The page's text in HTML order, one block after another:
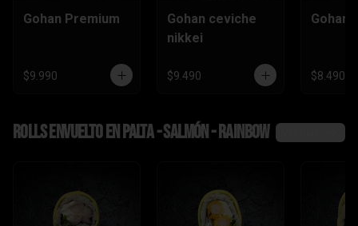
Gohan Premium
$9.990
Gohan ceviche
nikkei
$9.490
Gohan
$8.490
Rolls envuelto en palta - salmón - rainbow